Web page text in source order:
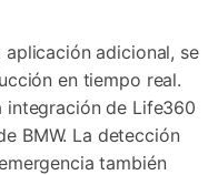
adicional, se
en tiempo real.
integración de Life360
BMW. La detección
también